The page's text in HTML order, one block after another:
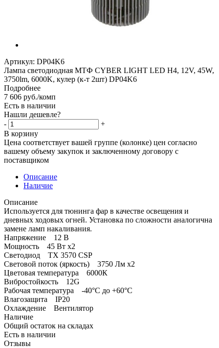
Артикул: DP04K6
Лампа светодиодная МТФ CYBER LIGHT LED H4, 12V, 45W,
3750lm, 6000K, кулер (к-т 2шт) DP04K6
Подробнее
7 606 руб./комп
Есть в наличии
Нашли дешевле?
-
+
В корзину
Цена соответствует вашей группе (колонке) цен согласно
вашему объему закупок и заключенному договору с
поставщиком
Описание
Наличие
Описание
Используется для тюнинга фар в качестве освещения и
дневных ходовых огней. Установка по сложности аналогична
замене ламп накаливания.
Напряжение 12 В
Мощность 45 Вт х2
Светодиод TX 3570 CSP
Световой поток (яркость) 3750 Лм х2
Цветовая температура 6000К
Вибростойкость 12G
Рабочая температура -40°С до +60°С
Влагозащита IP20
Охлаждение Вентилятор
Наличие
Общий остаток на складах
Есть в наличии
Отзывы